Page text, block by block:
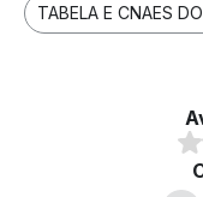
TABELA E CNAES